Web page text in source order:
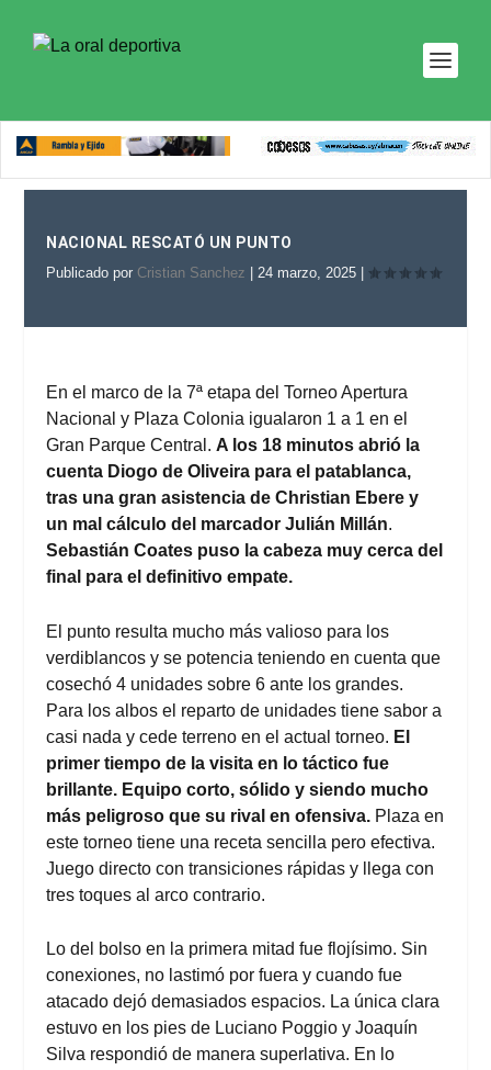
NACIONAL RESCATÓ UN PUNTO
Publicado por Cristian Sanchez |24 marzo, 2025
En el marco de la 7ª etapa del Torneo Apertura
Nacional y Plaza Colonia igualaron 1 a 1 en el
Gran Parque Central. A los 18 minutos abrió la
cuenta Diogo de Oliveira para el patablanca,
tras una gran asistencia de Christian Ebere y
un mal cálculo del marcador Julián Millán.
Sebastián Coates puso la cabeza muy cerca del
final para el definitivo empate.
El punto resulta mucho más valioso para los
verdiblancos y se potencia teniendo en cuenta que
cosechó 4 unidades sobre 6 ante los grandes.
Para los albos el reparto de unidades tiene sabor a
casi nada y cede terreno en el actual torneo. El
primer tiempo de la visita en lo táctico fue
brillante. Equipo corto, sólido y siendo mucho
más peligroso que su rival en ofensiva. Plaza en
este torneo tiene una receta sencilla pero efectiva.
Juego directo con transiciones rápidas y llega con
tres toques al arco contrario.
Lo del bolso en la primera mitad fue flojísimo. Sin
conexiones, no lastimó por fuera y cuando fue
atacado dejó demasiados espacios. La única clara
estuvo en los pies de Luciano Poggio y Joaquín
Silva respondió de manera superlativa. En lo